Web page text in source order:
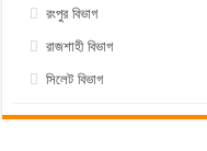
রংপুর বিভাগ
রাজশাহী বিভাগ
সিলেট বিভাগ